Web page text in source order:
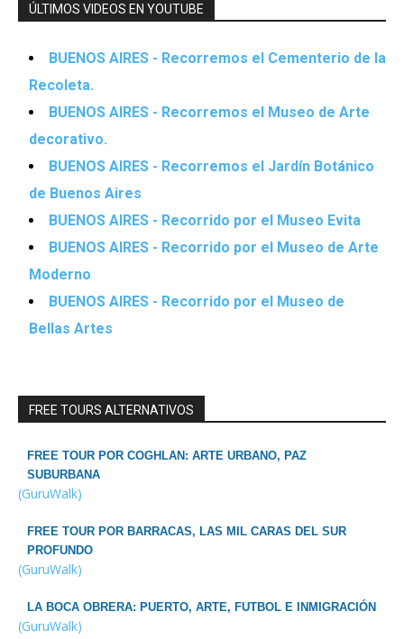
ÚLTIMOS VIDEOS EN YOUTUBE
BUENOS AIRES - Recorremos el Cementerio de la
Recoleta.
BUENOS AIRES - Recorremos el Museo de Arte
decorativo.
BUENOS AIRES - Recorremos el Jardín Botánico
de Buenos Aires
BUENOS AIRES - Recorrido por el Museo Evita
BUENOS AIRES - Recorrido por el Museo de Arte
Moderno
BUENOS AIRES - Recorrido por el Museo de
Bellas Artes
FREE TOURS ALTERNATIVOS
FREE TOUR POR COGHLAN: ARTE URBANO, PAZ
SUBURBANA
(GuruWalk)
FREE TOUR POR BARRACAS, LAS MIL CARAS DEL SUR
PROFUNDO
(GuruWalk)
LA BOCA OBRERA: PUERTO, ARTE, FUTBOL E INMIGRACIÓN
(GuruWalk)